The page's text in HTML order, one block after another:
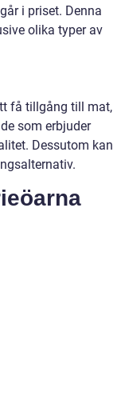
i priset. Denna
olika typer av
få tillgång till mat,
som erbjuder
Dessutom kan